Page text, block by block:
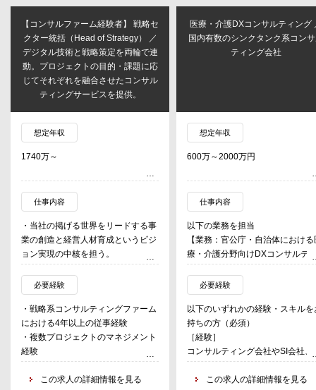
【コンサルファーム経験者】 戦略セ
クター統括（Head of Strategy） ／
デジタル技術と戦略策定を両輪で連
動。プロジェクトの目的・課題に応
じてそれぞれを融合させたコンサル
ティングサービスを提供。
想定年収
1740万～
仕事内容
・当社の掲げる世界をリードする事
業の創造と経営人材育成というビジ
ョン実現の中核を担う。
・当社戦略セクターを事業として確
立・拡大するために、高い専門性と
実行力を兼ね備えた戦略コンサルテ
ィングチームを組成・育成し、ファ
ーム全体の競争力とブランド力を飛
躍的に向上させる。
・将来的にはコンサルティング事業
M&A、JV設立などに積極的に投資
必要経験
・戦略系コンサルティングファーム
における4年以上の従事経験
・複数プロジェクトのマネジメント
経験
・クライアントCxO層への提言経験
・コンサルティングファームにおけ
この求人の詳細情報を見る
医療・介護DXコンサルティング
国内有数のシンクタンク系コン
ティング会社
想定年収
600万～2000万円
仕事内容
以下の業務を担当
【業務：官公庁・自治体における
療・介護分野向けDXコンサルテ
ング】
厚生労働省等を主な顧客として、
療・介護分野向けDX推進に関す
情報システムの企画・構想、要件
義支援、開発・運用工程管理、医
療・介護サービスの現場への普及
援等を行う。
［業務の具体例］
必要経験
以下のいずれかの経験・スキルを
持ちの方（必須）
［経験］
コンサルティング会社やSI会社、
公庁、医療系事業会社等にて、基
系、ミッションクリティカル、規
この求人の詳細情報を見る